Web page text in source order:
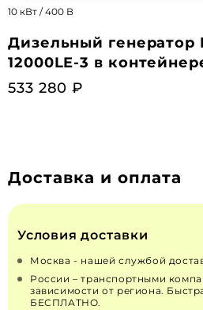
10 кВт / 400 В
Дизельный генератор
12000LE-3 в
533 280 ₽
Доставка и оплата
Условия доставки
Москва - нашей службой
России – транспортными
зависимости от региона.
БЕСПЛАТНО.